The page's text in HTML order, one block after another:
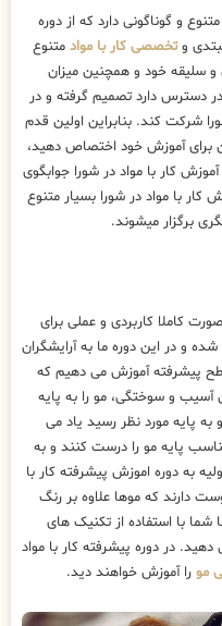
و گوناگونی دارد که از دوره
وتخصصی کار با مواد متنوع
سلیقه خود و همچنین میزان
در دسترس دارد تصمیم گرفته و در
شرکت کند. بنابراین اولین قدم
برای آموزش خود اختصاص دهید،
کار با مواد در شورا جوابگوی
با مواد در شورا بسیار متنوع
کاملا کاربردی و عملی برای
و در این دوره ما به آرایشگران
پیشرفته آموزش می دهیم که
آسیب و سوختگی، مو را به پایه
به پایه مورد نظر رسید یاد می
پایه مو را درست کنند و به
به دوره اموزش پیشرفته کار با
دارند که موها علاوه بر رنگ
شما با استفاده از تکنیک های
در دوره پیشرفته کار با مواد
مو را آموزش خواهند دید.